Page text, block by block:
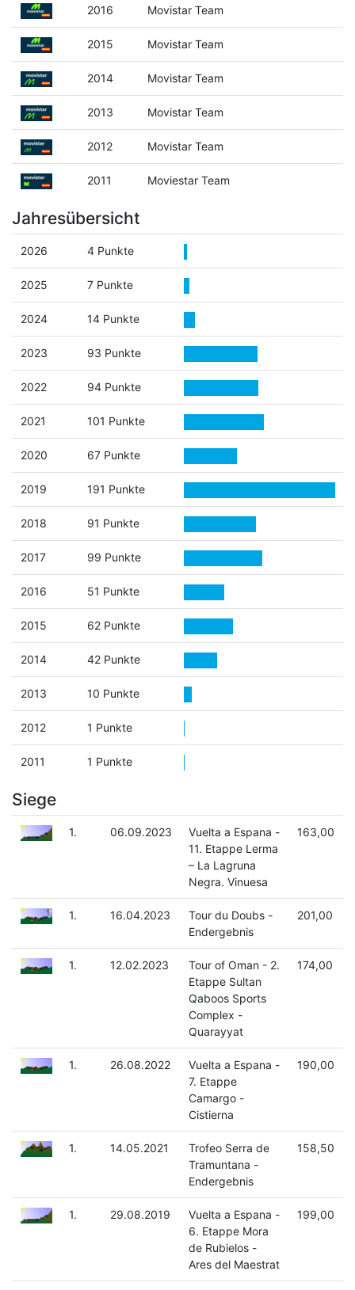
2016 Movistar Team
2015 Movistar Team
2014 Movistar Team
2013 Movistar Team
2012 Movistar Team
2011 Moviestar Team
Jahresübersicht
2026 4 Punkte
2025 7 Punkte
2024 14 Punkte
2023 93 Punkte
2022 94 Punkte
2021 101 Punkte
2020 67 Punkte
2019 191 Punkte
2018 91 Punkte
2017 99 Punkte
2016 51 Punkte
2015 62 Punkte
2014 42 Punkte
2013 10 Punkte
2012 1 Punkte
2011 1 Punkte
Siege
1. 06.09.2023
Vuelta a Espana -
11. Etappe Lerma
– La Lagruna
Negra. Vinuesa
163,00
1. 16.04.2023
Tour du Doubs -
Endergebnis
201,00
1. 12.02.2023
Tour of Oman - 2.
Etappe Sultan
Qaboos Sports
Complex -
Quarayyat
174,00
1. 26.08.2022
Vuelta a Espana -
7. Etappe
Camargo -
Cistierna
190,00
1. 14.05.2021
Trofeo Serra de
Tramuntana -
Endergebnis
158,50
1. 29.08.2019
Vuelta a Espana -
6. Etappe Mora
de Rubielos -
Ares del Maestrat
199,00